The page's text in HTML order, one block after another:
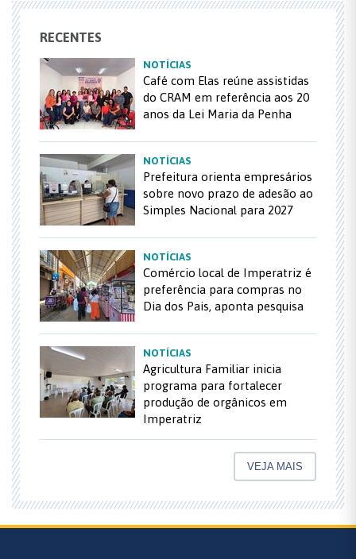
RECENTES
NOTÍCIAS
Café com Elas reúne assistidas
do CRAM em referência aos 20
anos da Lei Maria da Penha
NOTÍCIAS
Prefeitura orienta empresários
sobre novo prazo de adesão ao
Simples Nacional para 2027
NOTÍCIAS
Comércio local de Imperatriz é
preferência para compras no
Dia dos Pais, aponta pesquisa
NOTÍCIAS
Agricultura Familiar inicia
programa para fortalecer
produção de orgânicos em
Imperatriz
VEJA MAIS